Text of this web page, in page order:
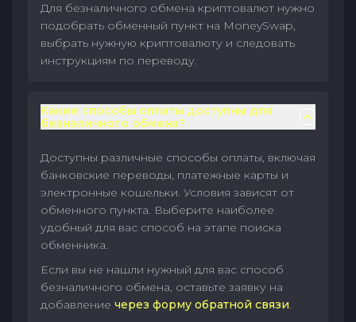
Для безналичного обмена криптовалют нужно
подобрать обменный пункт на MoneySwap,
выбрать нужную криптовалюту и следовать
инструкциям по переводу.
Какие способы оплаты доступны для
безналичного обмена?
Доступны различные способы оплаты, включая
банковские переводы, платежные карты и
электронные кошельки. Условия зависят от
обменного пункта. Выберите наиболее
удобный для вас способ на этапе поиска
обменника.
Если вы не нашли нужный для вас способ
безналичного обмена, оставьте заявку на
добавление через форму обратной связи.